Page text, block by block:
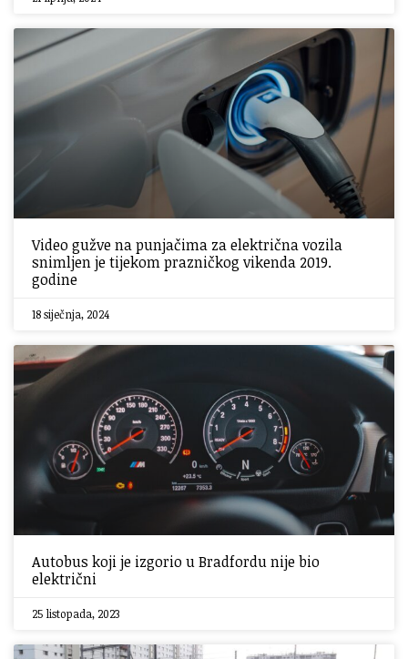
Video gužve na punjačima za električna vozila
snimljen je tijekom prazničkog vikenda 2019.
godine
18 siječnja, 2024
Autobus koji je izgorio u Bradfordu nije bio
električni
25 listopada, 2023